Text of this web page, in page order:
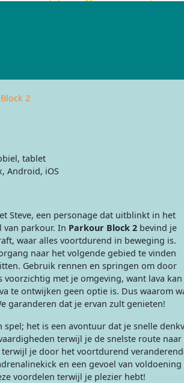
2
tablet
Android, iOS
Steve, een personage dat uitblinkt in het
van parkour. In Parkour Block 2bevind je
waar alles voortdurend in beweging is.
naar het volgende gebied te vinden
Gebruik rennen en springen om door
voorzichtig met je omgeving, want lava
te ontwijken geen optie is. Dus waarom
garanderen dat je ervan zult genieten!
spel; het is een avontuur dat je snelle
terwijl je de snelste route
je door het voortdurend
en een gevoel van
voordelen terwijl je plezier hebt!